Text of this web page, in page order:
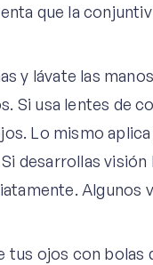
que la
y lávate las
Si usa lentes de
Lo mismo aplica
desarrollas visión
Algunos
ojos con bolas